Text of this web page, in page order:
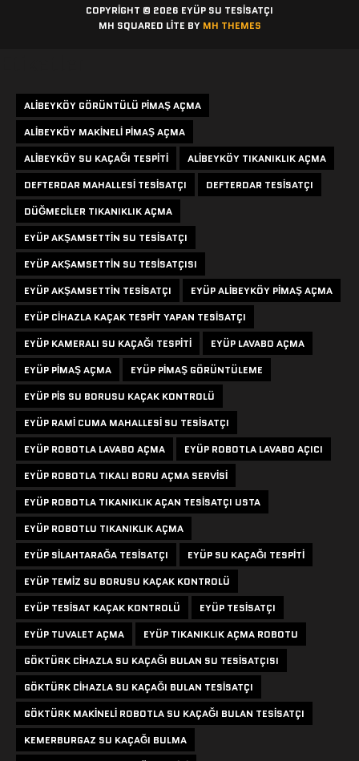
COPYRIGHT © 2026 EYÜP SU TESISATÇI
MH SQUARED LITE BY MH THEMES
ALIBEYKÖY GÖRÜNTÜLÜ PIMAŞ AÇMA
ALIBEYKÖY MAKINELI PIMAŞ AÇMA
ALIBEYKÖY SU KAÇAĞI TESPITI
ALIBEYKÖY TIKANIKLIK AÇMA
DEFTERDAR MAHALLESI TESISATÇI
DEFTERDAR TESISATÇI
DÜĞMECILER TIKANIKLIK AÇMA
EYÜP AKŞAMSETTIN SU TESISATÇI
EYÜP AKŞAMSETTIN SU TESISATÇISI
EYÜP AKŞAMSETTIN TESISATÇI
EYÜP ALIBEYKÖY PIMAŞ AÇMA
EYÜP CIHAZLA KAÇAK TESPIT YAPAN TESISATÇI
EYÜP KAMERALI SU KAÇAĞI TESPITI
EYÜP LAVABO AÇMA
EYÜP PIMAŞ AÇMA
EYÜP PIMAŞ GÖRÜNTÜLEME
EYÜP PIS SU BORUSU KAÇAK KONTROLÜ
EYÜP RAMI CUMA MAHALLESI SU TESISATÇI
EYÜP ROBOTLA LAVABO AÇMA
EYÜP ROBOTLA LAVABO AÇICI
EYÜP ROBOTLA TIKALI BORU AÇMA SERVISI
EYÜP ROBOTLA TIKANIKLIK AÇAN TESISATÇI USTA
EYÜP ROBOTLU TIKANIKLIK AÇMA
EYÜP SILAHTARAĞA TESISATÇI
EYÜP SU KAÇAĞI TESPITI
EYÜP TEMIZ SU BORUSU KAÇAK KONTROLÜ
EYÜP TESISAT KAÇAK KONTROLÜ
EYÜP TESISATÇI
EYÜP TUVALET AÇMA
EYÜP TIKANIKLIK AÇMA ROBOTU
GÖKTÜRK CIHAZLA SU KAÇAĞI BULAN SU TESISATÇISI
GÖKTÜRK CIHAZLA SU KAÇAĞI BULAN TESISATÇI
GÖKTÜRK MAKINELI ROBOTLA SU KAÇAĞI BULAN TESISATÇI
KEMERBURGAZ SU KAÇAĞI BULMA